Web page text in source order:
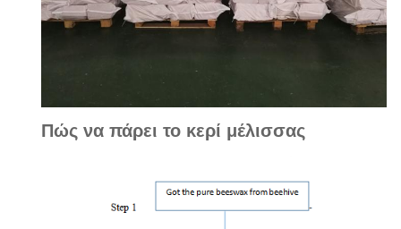
Πώς να πάρει το κερί μέλισσας